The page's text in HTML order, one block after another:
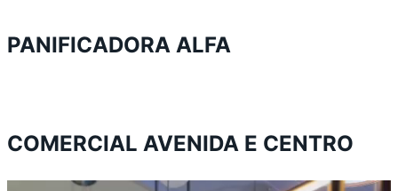
PANIFICADORA ALFA
COMERCIAL AVENIDA E CENTRO